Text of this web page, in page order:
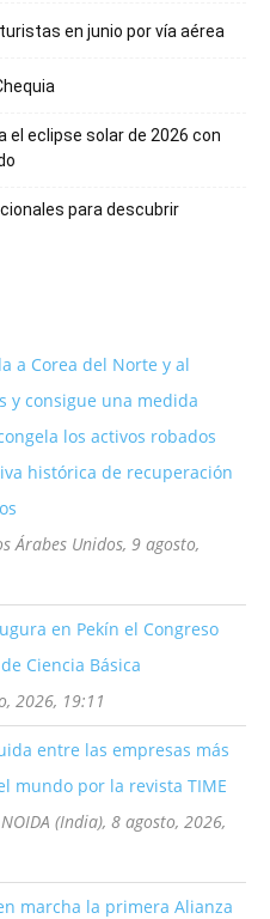
en junio por vía aérea
el eclipse solar de 2026 con
para descubrir
a Corea del Norte y al
y consigue una medida
los activos robados
histórica de recuperación
Árabes Unidos, 9 agosto,
en Pekín el Congreso
Ciencia Básica
2026, 19:11
entre las empresas más
mundo por la revista TIME
NOIDA (India), 8 agosto, 2026,
marcha la primera Alianza